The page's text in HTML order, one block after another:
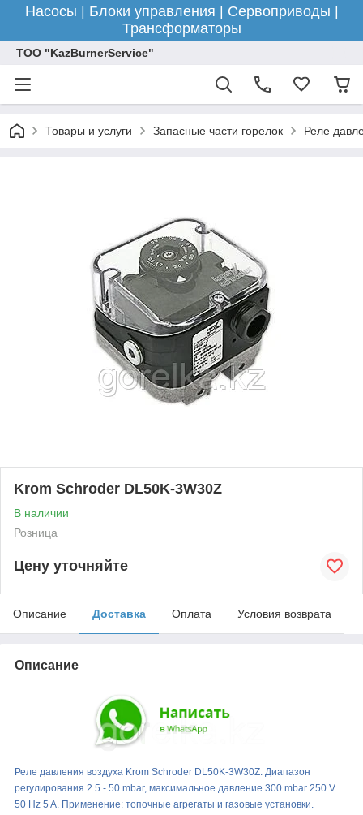
Насосы | Блоки управления | Сервоприводы |
Трансформаторы
ТОО "KazBurnerService"
Товары и услуги Запасные части горелок Реле
Krom Schroder DL50K-3W30Z
В наличии
Розница
Цену уточняйте
Описание Доставка Оплата Условия возврата
Описание
Реле давления воздуха Krom Schroder DL50K-3W30Z. Диапазон
регулирования 2.5 - 50 mbar, максимальное давление 300 mbar 250 V
50 Hz 5 A. Применение: топочные агрегаты и газовые установки.